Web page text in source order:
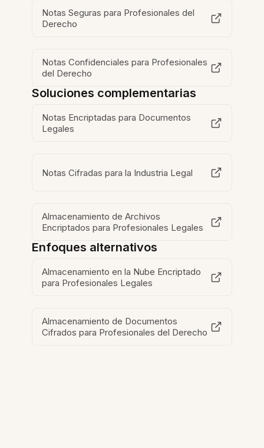
Notas Seguras para Profesionales del
Derecho
Notas Confidenciales para Profesionales
del Derecho
Soluciones complementarias
Notas Encriptadas para Documentos
Legales
Notas Cifradas para la Industria Legal
Almacenamiento de Archivos
Encriptados para Profesionales Legales
Enfoques alternativos
Almacenamiento en la Nube Encriptado
para Profesionales Legales
Almacenamiento de Documentos
Cifrados para Profesionales del Derecho